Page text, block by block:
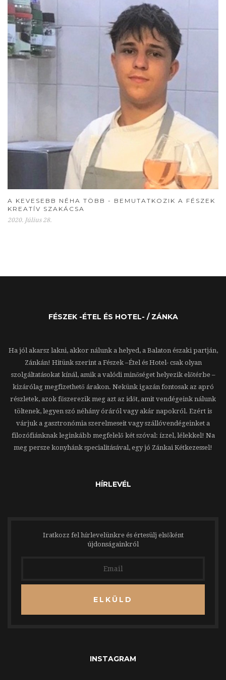
A KEVESEBB NÉHA TÖBB - BEMUTATKOZIK A FÉSZEK
KREATÍV SZAKÁCSA
2020. Július 28.
FÉSZEK -ÉTEL ÉS HOTEL- / ZÁNKA
Ha jól akarsz lakni, akkor nálunk a helyed, a Balaton északi partján,
Zánkán! Hitünk szerint a Fészek –Étel és Hotel- csak olyan
szolgáltatásokat kínál, amik a valódi minőséget helyezik előtérbe –
kizárólag megfizethető árakon. Nekünk igazán fontosak az apró
részletek, azok fűszerezik meg azt az időt, amit vendégeink nálunk
töltenek, legyen szó néhány óráról vagy akár napokról. Ezért is
várjuk a gasztronómia szerelmeseit vagy szállóvendégeinket a
filozófiánknak leginkább megfelelő két szóval: ízzel, lélekkel! Na
meg persze konyhánk specialitásával, egy jó Zánkai Kétkezessel!
HÍRLEVÉL
Iratkozz fel hírlevelünkre és értesülj elsőként
újdonságainkról
ELKÜLD
INSTAGRAM